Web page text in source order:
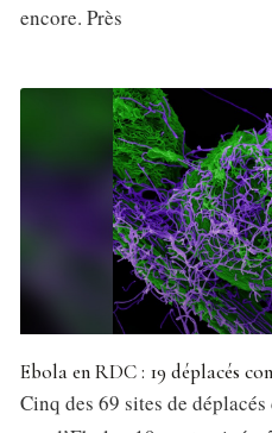
encore. Près
Ebola en RDC : 19 déplacés
Cinq des 69 sites de